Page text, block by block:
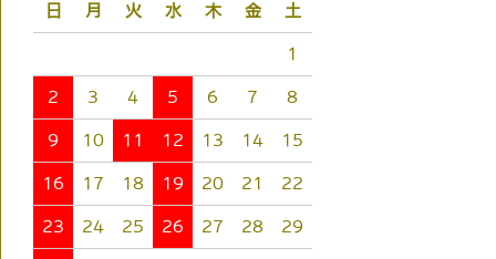
日
月 火 水 木 金 土
1
2 3 4 5 6 7 8
9 10 11 12 13 14 15
16 17 18 19 20 21 22
23 24 25 26 27 28 29